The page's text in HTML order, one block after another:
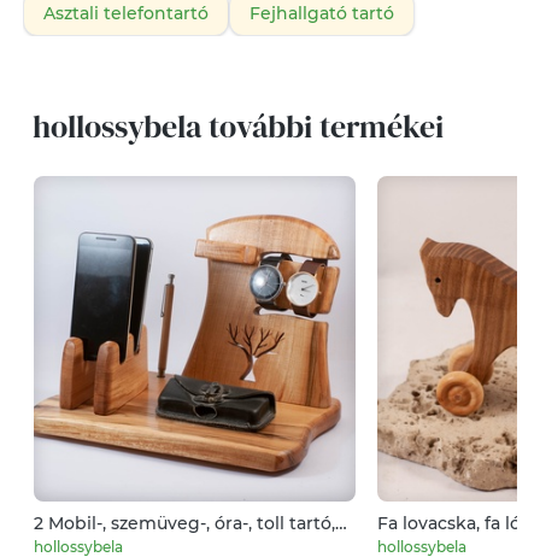
Asztali telefontartó Fejhallgató tartó
hollossybela további termékei
2 Mobil-, szemüveg-, óra-, toll tartó,
asztali rendező
hollossybela
Fa lovacska, fa ló
hollossybela